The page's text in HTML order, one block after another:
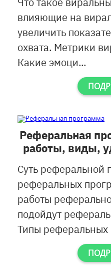
влияющие на
увеличить
охвата. Метрики
Какие эмоци...
Реферальная
работы, виды,
Суть реферальной
реферальных
работы
подойдут
Типы реферальных